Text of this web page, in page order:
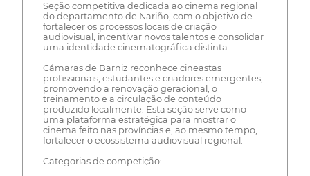
Seção competitiva dedicada ao cinema regional
do departamento de Nariño, com o objetivo de
fortalecer os processos locais de criação
audiovisual, incentivar novos talentos e consolidar
uma identidade cinematográfica distinta.
Cámaras de Barniz reconhece cineastas
profissionais, estudantes e criadores emergentes,
promovendo a renovação geracional, o
treinamento e a circulação de conteúdo
produzido localmente. Esta seção serve como
uma plataforma estratégica para mostrar o
cinema feito nas províncias e, ao mesmo tempo,
fortalecer o ecossistema audiovisual regional.
Categorias de competição: